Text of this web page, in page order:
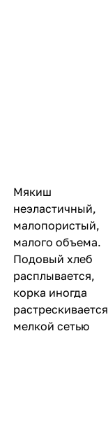
Мякиш
неэластичный,
малопористый,
малого объема.
Подовый хлеб
расплывается,
корка иногда
растрескивается
мелкой сетью